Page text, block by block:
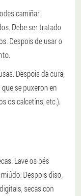
camiñar
Debe ser tratado
Despois de usar o
Despois da cura,
se puxeron en
os calcetíns, etc.).
Lave os pés
Despois diso,
secas con